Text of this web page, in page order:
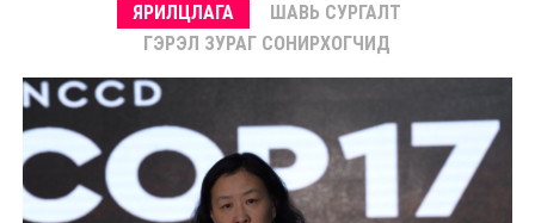
ЯРИЛЦЛАГА
ШАВЬ СУРГАЛТ
ГЭРЭЛ ЗУРАГ СОНИРХОГЧИД